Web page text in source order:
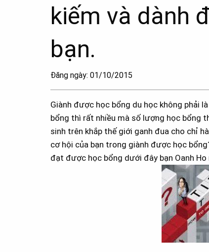
kiếm và dành
bạn.
Đăng ngày: 01/10/2015
Giành được học bổng du học không phải
bổng thì rất nhiều mà số lượng học bổng
sinh trên khắp thế giới ganh đua cho chỉ
cơ hội của bạn trong giành được học
đạt được học bổng dưới đây bạn Oanh Ho